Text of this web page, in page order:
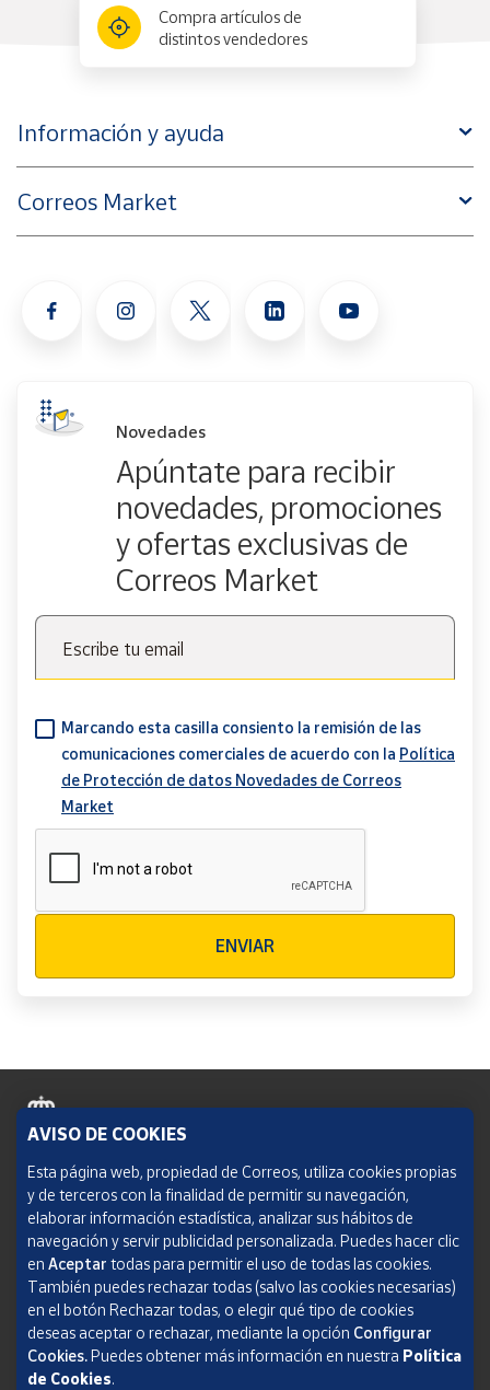
Compra artículos de
distintos vendedores
Información y ayuda
Correos Market
Novedades
Apúntate para recibir
novedades, promociones
y ofertas exclusivas de
Correos Market
Escribe tu email
Marcando esta casilla consiento la remisión de las
comunicaciones comerciales de acuerdo con la Política
de Protección de datos Novedades de Correos
Market
ENVIAR
Política de cookies
Aviso legal
Condiciones del servicio
Política de Privacidad Web
Informe de transparencia
SOCIEDAD ESTATAL CORREOS Y TELÉGRAFOS, S.A., S.M.E. Todos los derechos
AVISO DE COOKIES
Esta página web, propiedad de Correos, utiliza cookies propias
y de terceros con la finalidad de permitir su navegación,
elaborar información estadística, analizar sus hábitos de
navegación y servir publicidad personalizada. Puedes hacer clic
en Aceptar todas para permitir el uso de todas las cookies.
También puedes rechazar todas (salvo las cookies necesarias)
en el botón Rechazar todas, o elegir qué tipo de cookies
deseas aceptar o rechazar, mediante la opción Configurar
Cookies.Puedes obtener más información en nuestra Política
de Cookies.